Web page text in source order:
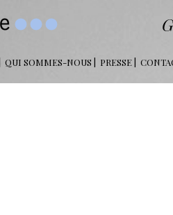
QUI SOMMES-NOUS PRESSE